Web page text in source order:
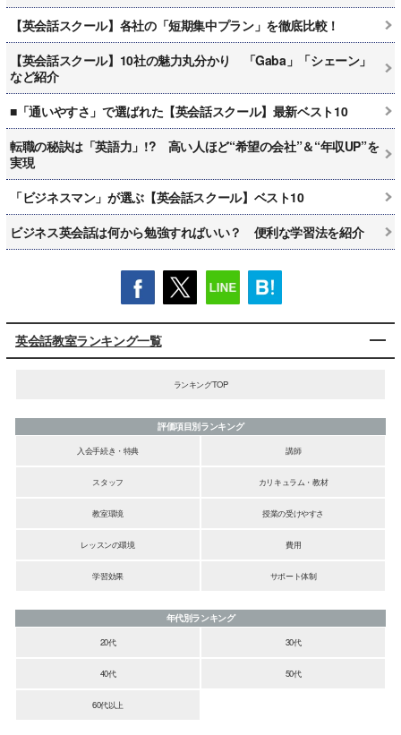
【英会話スクール】各社の「短期集中プラン」を徹底比較！
【英会話スクール】10社の魅力丸分かり 「Gaba」「シェーン」
など紹介
■「通いやすさ」で選ばれた【英会話スクール】最新ベスト10
転職の秘訣は「英語力」!? 高い人ほど“希望の会社”＆“年収UP”を
実現
「ビジネスマン」が選ぶ【英会話スクール】ベスト10
ビジネス英会話は何から勉強すればいい？ 便利な学習法を紹介
英会話教室ランキング一覧
ランキングTOP
評価項目別ランキング
入会手続き・特典
講師
スタッフ カリキュラム・教材
教室環境 授業の受けやすさ
レッスンの環境 費用
学習効果 サポート体制
年代別ランキング
20代
30代
40代 50代
60代以上